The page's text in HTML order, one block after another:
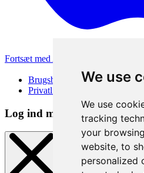
We use
We use
tracking
your
website, to
personalized
Fortsæt med Apple
Brugsbetingelser
Privatlivspolitik
Log ind metode